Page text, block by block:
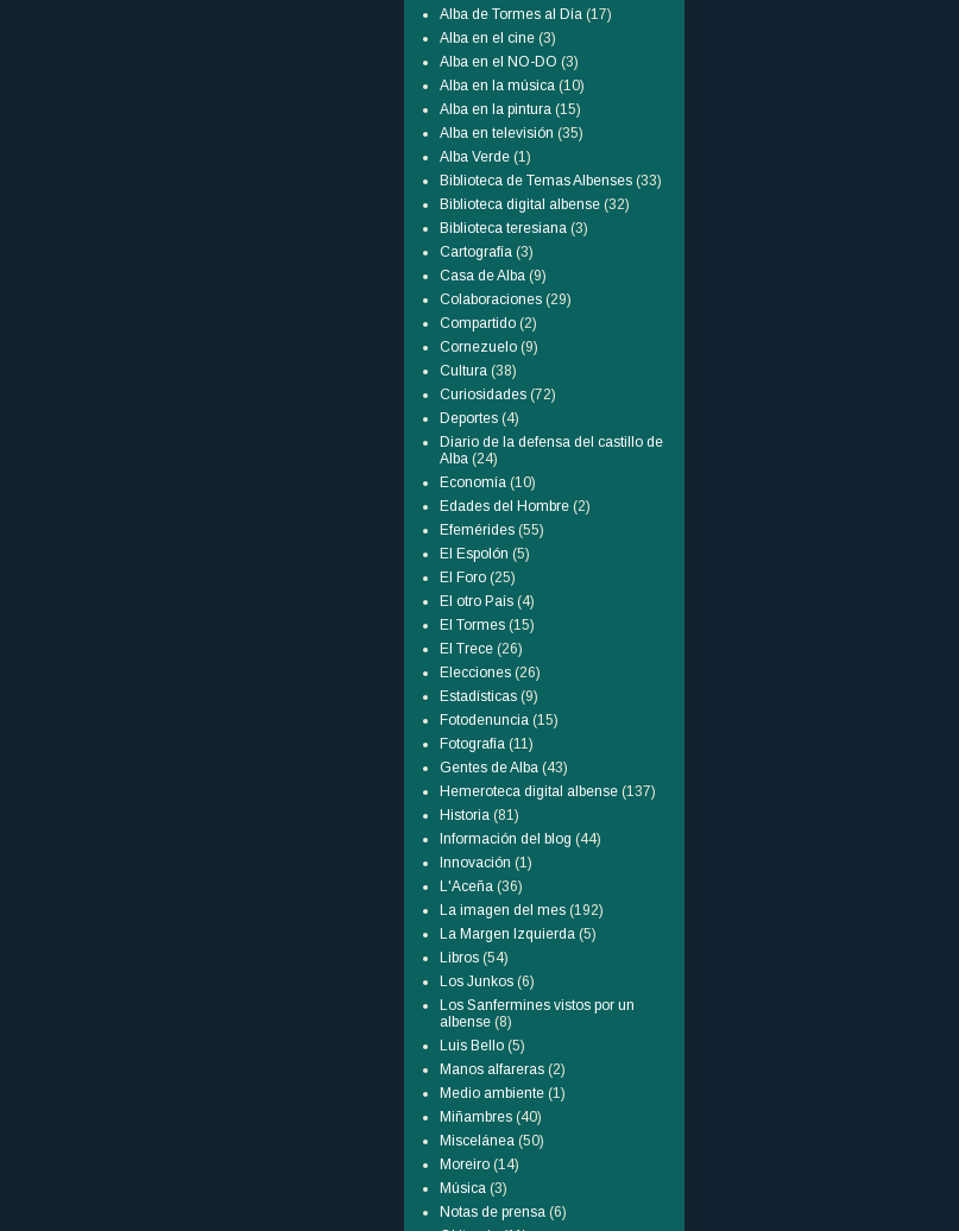
Alba de Tormes al Día (17)
Alba en el cine (3)
Alba en el NO-DO (3)
Alba en la música (10)
Alba en la pintura (15)
Alba en televisión (35)
Alba Verde (1)
Biblioteca de Temas Albenses (33)
Biblioteca digital albense (32)
Biblioteca teresiana (3)
Cartografía (3)
Casa de Alba (9)
Colaboraciones (29)
Compartido (2)
Cornezuelo (9)
Cultura (38)
Curiosidades (72)
Deportes (4)
Diario de la defensa del castillo de
Alba (24)
Economía (10)
Edades del Hombre (2)
Efemérides (55)
El Espolón (5)
El Foro (25)
El otro País (4)
El Tormes (15)
El Trece (26)
Elecciones (26)
Estadísticas (9)
Fotodenuncia (15)
Fotografía (11)
Gentes de Alba (43)
Hemeroteca digital albense (137)
Historia (81)
Información del blog (44)
Innovación (1)
L'Aceña (36)
La imagen del mes (192)
La Margen Izquierda (5)
Libros (54)
Los Junkos (6)
Los Sanfermines vistos por un
albense (8)
Luis Bello (5)
Manos alfareras (2)
Medio ambiente (1)
Miñambres (40)
Miscelánea (50)
Moreiro (14)
Música (3)
Notas de prensa (6)